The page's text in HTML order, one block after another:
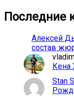
Последние
Алексей
состав
Кена
Stan